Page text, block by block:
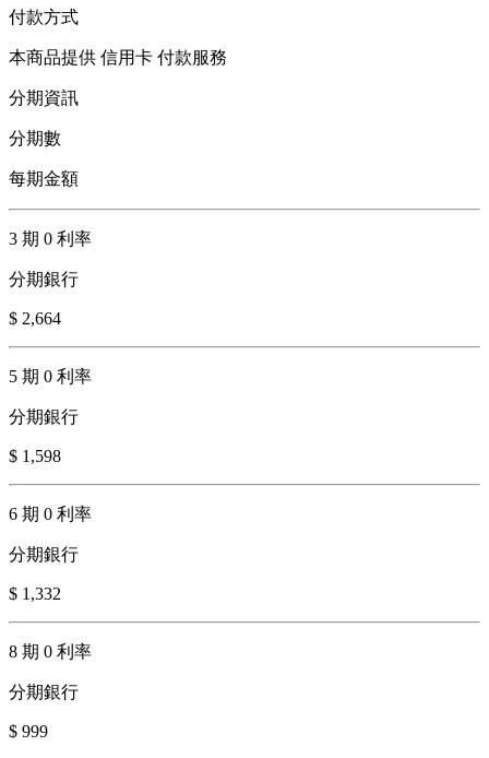
付款方式
本商品提供 信用卡 付款服務
分期資訊
分期數
每期金額
3 期 0 利率
分期銀行
$ 2,664
5 期 0 利率
分期銀行
$ 1,598
6 期 0 利率
分期銀行
$ 1,332
8 期 0 利率
分期銀行
$ 999